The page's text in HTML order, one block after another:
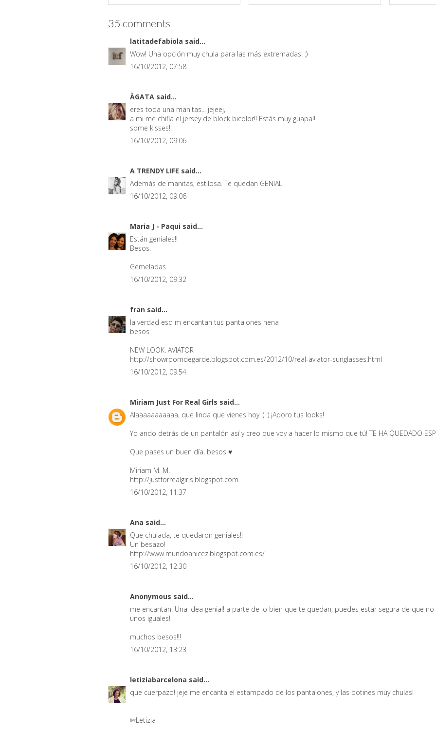
35 comments
latitadefabiola said...
Wow! Una opción muy chula para las más extremadas! :)
16/10/2012, 07:58
ÀGATA said...
eres toda una manitas... jejeej,
a mi me chifla el jersey de block bicolor!! Estás muy guapa!!
some kisses!!
16/10/2012, 09:06
A TRENDY LIFE said...
Además de manitas, estilosa. Te quedan GENIAL!
16/10/2012, 09:06
Maria J - Paqui said...
Están geniales!!
Besos.
Gemeladas
16/10/2012, 09:32
fran said...
la verdad esq m encantan tus pantalones nena
besos
NEW LOOK: AVIATOR
http://showroomdegarde.blogspot.com.es/2012/10/real-aviator-sunglasses.html
16/10/2012, 09:54
Miriam Just For Real Girls said...
Alaaaaaaaaaaa, que linda que vienes hoy :) :) ¡Adoro tus looks!
Yo ando detrás de un pantalón así y creo que voy a hacer lo mismo que tú! TE HA QUEDADO
Que pases un buen día, besos ♥
Miriam M. M.
http://justforrealgirls.blogspot.com
16/10/2012, 11:37
Ana said...
Que chulada, te quedaron geniales!!
Un besazo!
http://www.mundoanicez.blogspot.com.es/
16/10/2012, 12:30
Anonymous said...
me encantan! Una idea genial! a parte de lo bien que te quedan, puedes estar segura de que
unos iguales!
muchos besos!!!
16/10/2012, 13:23
letiziabarcelona said...
que cuerpazo! jeje me encanta el estampado de los pantalones, y las botines muy chulas!
✄Letizia